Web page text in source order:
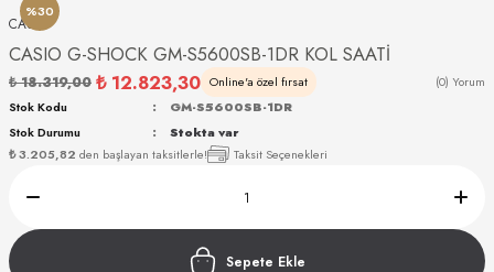
%30
CASIO
CASIO G-SHOCK GM-S5600SB-1DR KOL SAATİ
₺ 18.319,00 ₺ 12.823,30 Online'a özel fırsat (0) Yorum
₺ 3.205,82 den başlayan taksitlerle! Taksit Seçenekleri
Stok Kodu
GM-S5600SB-1DR
Stok Durumu
Stokta var
Sepete Ekle